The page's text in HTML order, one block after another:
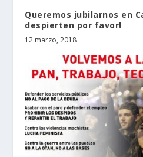
Queremos jubilarnos en
despierten por favor!
12 marzo, 2018